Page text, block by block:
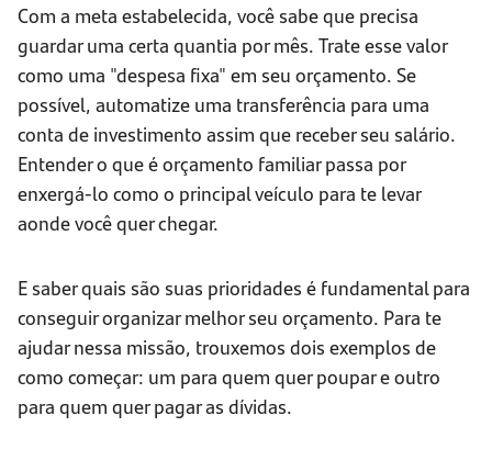
Com a meta estabelecida, você sabe que precisa
guardar uma certa quantia por mês. Trate esse valor
como uma "despesa fixa" em seu orçamento. Se
possível, automatize uma transferência para uma
conta de investimento assim que receber seu salário.
Entender o que é orçamento familiar passa por
enxergá-lo como o principal veículo para te levar
aonde você quer chegar.
E saber quais são suas prioridades é fundamental para
conseguir organizar melhor seu orçamento. Para te
ajudar nessa missão, trouxemos dois exemplos de
como começar: um para quem quer poupar e outro
para quem quer pagar as dívidas.